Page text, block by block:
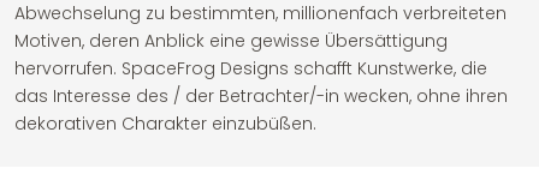
Abwechselung zu bestimmten, millionenfach verbreiteten
Motiven, deren Anblick eine gewisse Übersättigung
hervorrufen. SpaceFrog Designs schafft Kunstwerke, die
das Interesse des / der Betrachter/-in wecken, ohne ihren
dekorativen Charakter einzubüßen.